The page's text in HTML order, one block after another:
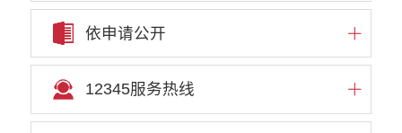
依申请公开
12345服务热线